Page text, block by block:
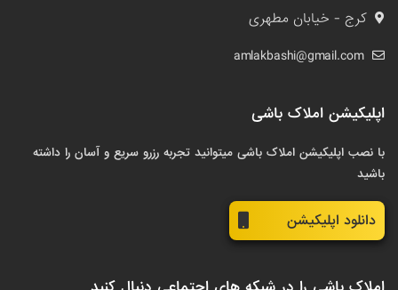
کرج - خیابان مطهری
amlakbashi@gmail.com
اپلیکیشن املاک باشی
با نصب اپلیکیشن املاک باشی میتوانید تجربه رزرو سریع و آسان را داشته
باشید
دانلود اپلیکیشن